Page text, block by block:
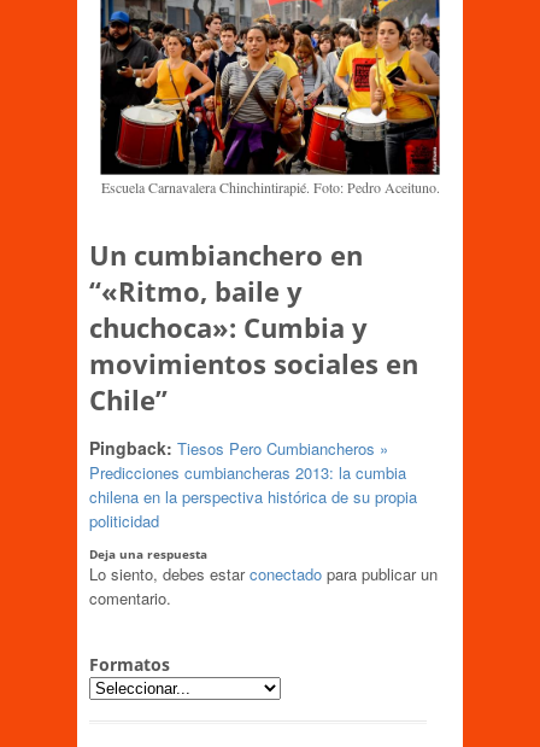
Escuela Carnavalera Chinchintirapié. Foto: Pedro Aceituno.
Un cumbianchero en
“«Ritmo, baile y
chuchoca»: Cumbia y
movimientos sociales en
Chile”
Pingback: Tiesos Pero Cumbiancheros »
Predicciones cumbiancheras 2013: la cumbia
chilena en la perspectiva histórica de su propia
politicidad
Deja una respuesta
Lo siento, debes estarconectado para publicar un
comentario.
Formatos